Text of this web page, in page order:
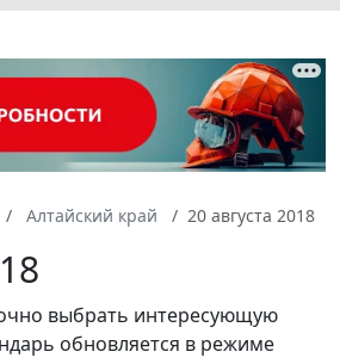
Алтайский край 20 августа 2018
выбрать интересующую
обновляется в режиме